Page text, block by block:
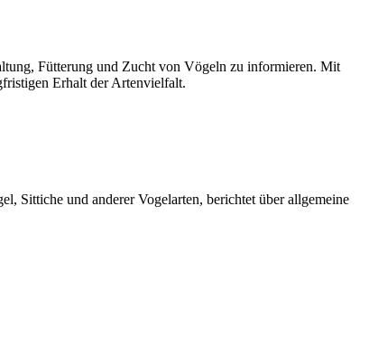
Fütterung und Zucht von Vögeln zu informieren. Mit
Erhalt der Artenvielfalt.
Sittiche und anderer Vogelarten, berichtet über allgemeine